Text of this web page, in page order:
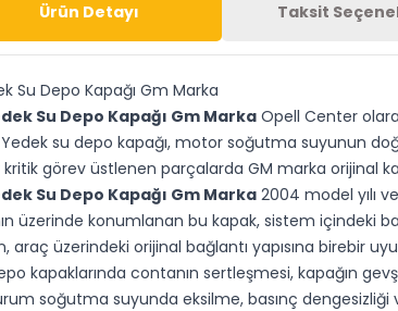
Ürün Detayı Taksit
Su Depo Kapağı Gm Marka
Su Depo Kapağı Gm MarkaOpell Center
su depo kapağı, motor soğutma suyunun
görev üstlenen parçalarda GM marka orijinal
Su Depo Kapağı Gm Marka2004 model yılı
üzerinde konumlanan bu kapak, sistem içindeki
araç üzerindeki orijinal bağlantı yapısına birebir
kapaklarında contanın sertleşmesi, kapağın
soğutma suyunda eksilme, basınç